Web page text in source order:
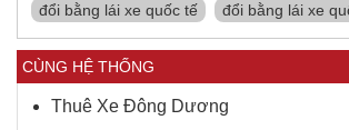
đổi bằng lái xe quốc tế
đổi bằng lái xe
CÙNG HỆ THỐNG
Thuê Xe Đông Dương